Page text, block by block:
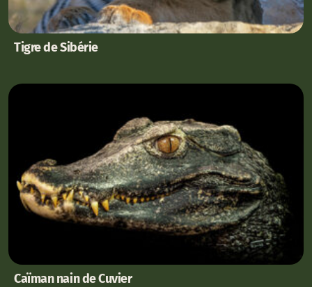
Tigre de Sibérie
Caïman nain de Cuvier